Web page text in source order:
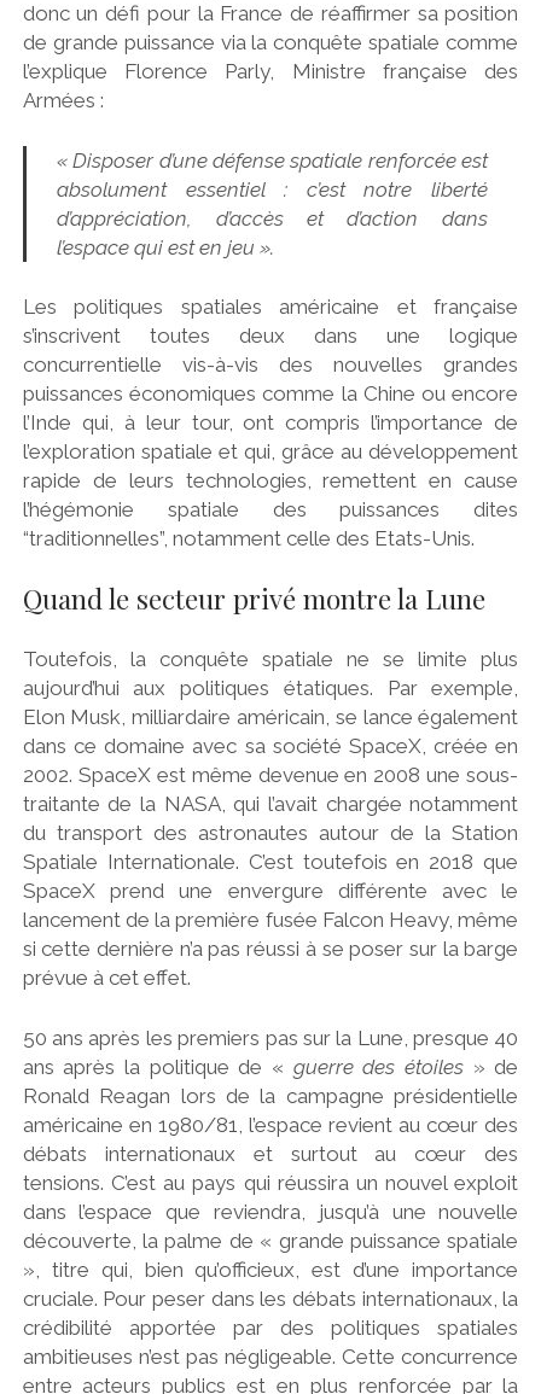
donc un défi pour la France de réaffirmer sa position
de grande puissance via la conquête spatiale comme
l’explique Florence Parly, Ministre française des
Armées :
« Disposer d’une défense spatiale renforcée est
absolument essentiel : c’est notre liberté
d’appréciation, d’accès et d’action dans
l’espace qui est en jeu ».
Les politiques spatiales américaine et française
s’inscrivent toutes deux dans une logique
concurrentielle vis-à-vis des nouvelles grandes
puissances économiques comme la Chine ou encore
l’Inde qui, à leur tour, ont compris l’importance de
l’exploration spatiale et qui, grâce au développement
rapide de leurs technologies, remettent en cause
l’hégémonie spatiale des puissances dites
“traditionnelles”, notamment celle des Etats-Unis.
Quand le secteur privé montre la Lune
Toutefois, la conquête spatiale ne se limite plus
aujourd’hui aux politiques étatiques. Par exemple,
Elon Musk, milliardaire américain, se lance également
dans ce domaine avec sa société SpaceX, créée en
2002. SpaceX est même devenue en 2008 une sous-
traitante de la NASA, qui l’avait chargée notamment
du transport des astronautes autour de la Station
Spatiale Internationale. C’est toutefois en 2018 que
SpaceX prend une envergure différente avec le
lancement de la première fusée Falcon Heavy, même
si cette dernière n’a pas réussi à se poser sur la barge
prévue à cet effet.
50 ans après les premiers pas sur la Lune, presque 40
ans après la politique de « guerre des étoiles » de
Ronald Reagan lors de la campagne présidentielle
américaine en 1980/81, l’espace revient au cœur des
débats internationaux et surtout au cœur des
tensions. C’est au pays qui réussira un nouvel exploit
dans l’espace que reviendra, jusqu’à une nouvelle
découverte, la palme de « grande puissance spatiale
», titre qui, bien qu’officieux, est d’une importance
cruciale. Pour peser dans les débats internationaux, la
crédibilité apportée par des politiques spatiales
ambitieuses n’est pas négligeable. Cette concurrence
entre acteurs publics est en plus renforcée par la